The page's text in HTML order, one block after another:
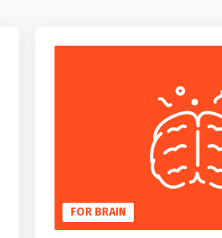
FOR BRAIN